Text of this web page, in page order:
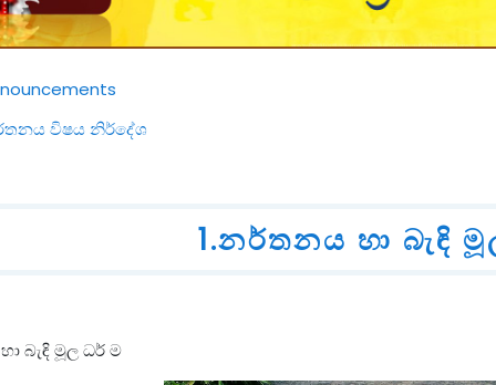
Forum
විෂය නිර්දේශ
File
1.නර්තනය හ‍ා බැඳි
බැඳි මූල ධර් ම